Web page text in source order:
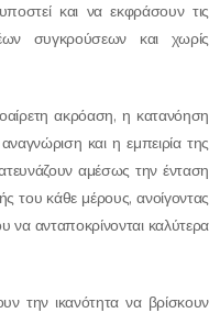
και να εκφράσουν τις
συγκρούσεων και χωρίς
ακρόαση, η κατανόηση
και η εμπειρία της
αμέσως την ένταση
του κάθε μέρους, ανοίγοντας
ανταποκρίνονται καλύτερα
την ικανότητα να βρίσκουν